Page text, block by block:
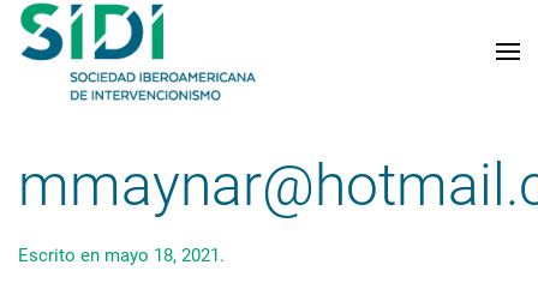
Skip to main content
Escrito en mayo 18, 2021.